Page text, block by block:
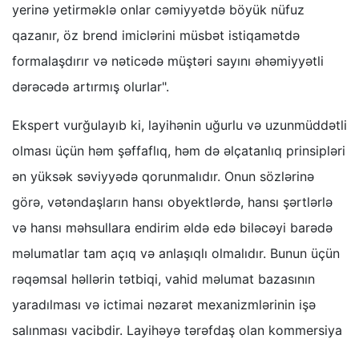
yerinə yetirməklə onlar cəmiyyətdə böyük nüfuz
qazanır, öz brend imiclərini müsbət istiqamətdə
formalaşdırır və nəticədə müştəri sayını əhəmiyyətli
dərəcədə artırmış olurlar".
Ekspert vurğulayıb ki, layihənin uğurlu və uzunmüddətli
olması üçün həm şəffaflıq, həm də əlçatanlıq prinsipləri
ən yüksək səviyyədə qorunmalıdır. Onun sözlərinə
görə, vətəndaşların hansı obyektlərdə, hansı şərtlərlə
və hansı məhsullara endirim əldə edə biləcəyi barədə
məlumatlar tam açıq və anlaşıqlı olmalıdır. Bunun üçün
rəqəmsal həllərin tətbiqi, vahid məlumat bazasının
yaradılması və ictimai nəzarət mexanizmlərinin işə
salınması vacibdir. Layihəyə tərəfdaş olan kommersiya